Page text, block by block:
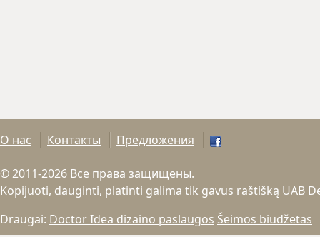
О нас Контакты Предложения
© 2011-2026 Все права защищены.
Kopijuoti, dauginti, platinti galima tik gavus raštišką UAB
Draugai: Doctor Idea dizaino paslaugos Šeimos biudžetas